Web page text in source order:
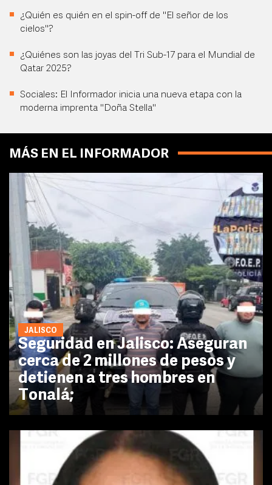
¿Quién es quién en el spin-off de "El señor de los
cielos"?
¿Quiénes son las joyas del Tri Sub-17 para el Mundial de
Qatar 2025?
Sociales: El Informador inicia una nueva etapa con la
moderna imprenta "Doña Stella"
MÁS EN EL INFORMADOR
JALISCO
Seguridad en Jalisco: Aseguran
cerca de 2 millones de pesos y
detienen a tres hombres en
Tonalá;